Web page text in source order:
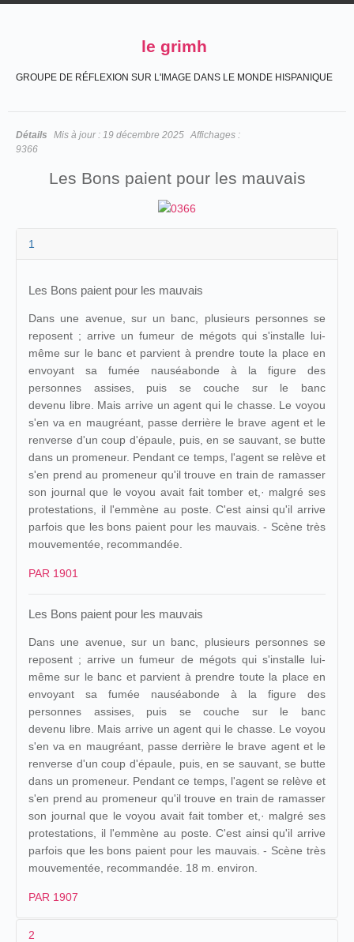
le grimh
GROUPE DE RÉFLEXION SUR L'IMAGE DANS LE MONDE HISPANIQUE
Détails Mis à jour : 19 décembre 2025 Affichages :
9366
Les Bons paient pour les mauvais
1
Les Bons paient pour les mauvais
Dans une avenue, sur un banc, plusieurs personnes se
reposent ; arrive un fumeur de mégots qui s'installe lui-
même sur le banc et parvient à prendre toute la place en
envoyant sa fumée nauséabonde à la figure des
personnes assises, puis se couche sur le banc
devenu libre. Mais arrive un agent qui le chasse. Le voyou
s'en va en maugréant, passe derrière le brave agent et le
renverse d'un coup d'épaule, puis, en se sauvant, se butte
dans un promeneur. Pendant ce temps, l'agent se relève et
s'en prend au promeneur qu'il trouve en train de ramasser
son journal que le voyou avait fait tomber et,· malgré ses
protestations, il l'emmène au poste. C'est ainsi qu'il arrive
parfois que les bons paient pour les mauvais. - Scène très
mouvementée, recommandée.
PAR 1901
Les Bons paient pour les mauvais
Dans une avenue, sur un banc, plusieurs personnes se
reposent ; arrive un fumeur de mégots qui s'installe lui-
même sur le banc et parvient à prendre toute la place en
envoyant sa fumée nauséabonde à la figure des
personnes assises, puis se couche sur le banc
devenu libre. Mais arrive un agent qui le chasse. Le voyou
s'en va en maugréant, passe derrière le brave agent et le
renverse d'un coup d'épaule, puis, en se sauvant, se butte
dans un promeneur. Pendant ce temps, l'agent se relève et
s'en prend au promeneur qu'il trouve en train de ramasser
son journal que le voyou avait fait tomber et,· malgré ses
protestations, il l'emmène au poste. C'est ainsi qu'il arrive
parfois que les bons paient pour les mauvais. - Scène très
mouvementée, recommandée. 18 m. environ.
PAR 1907
2